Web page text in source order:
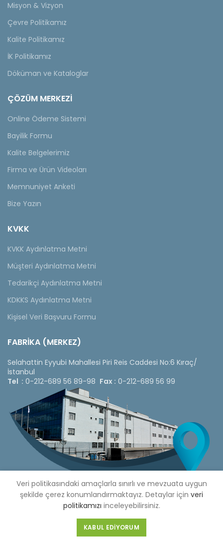
Misyon & Vizyon
Çevre Politikamız
Kalite Politikamız
İK Politikamız
Döküman ve Kataloglar
ÇÖZÜM MERKEZİ
Online Ödeme Sistemi
Bayilik Formu
Kalite Belgelerimiz
Firma ve Ürün Videoları
Memnuniyet Anketi
Bize Yazın
KVKK
KVKK Aydınlatma Metni
Müşteri Aydınlatma Metni
Tedarikçi Aydınlatma Metni
KDKKS Aydınlatma Metni
Kişisel Veri Başvuru Formu
FABRİKA (MERKEZ)
Selahattin Eyyubi Mahallesi Piri Reis Caddesi No:6 Kıraç/
İstanbul
Tel : 0-212-689 56 89-98 Fax : 0-212-689 56 99
Copyright © 2020 Çetinkaya Pano |Çetinkaya Pano Fiyat
Listesi
Veri politikasındaki amaçlarla sınırlı ve mevzuata uygun
şekilde çerez konumlandırmaktayız. Detaylar için veri
politikamızı inceleyebilirsiniz.
KABUL EDIYORUM